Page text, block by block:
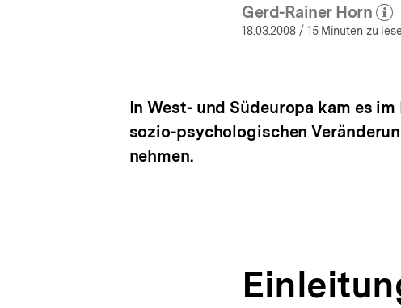
Gerd-Rainer Horn
(Mehr zum
18.03.2008 / 15 Minuten zu
In West- und Südeuropa kam es
sozio-psychologischen
nehmen.